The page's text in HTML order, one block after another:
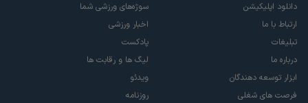
دانلود اپلیکیشن
ارتباط با ما
تبلیغات
درباره ما
ابزار توسعه دهندگان
فرصت های شغلی
سوژه‌های ورزشی شما
اخبار ورزشی
پادکست
لیگ ها و رقابت ها
ویدئو
روزنامه